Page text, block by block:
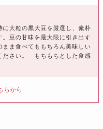
大粒の黒大豆を厳選し、素朴
豆の甘味を最大限に引き出す
ま食べてももちろん美味しい
ださい。 もちもちとした食感
らから